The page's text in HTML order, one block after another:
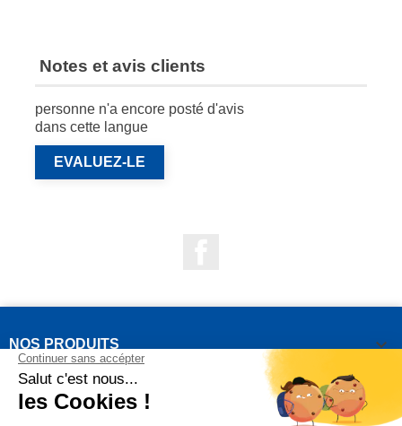
Notes et avis clients
personne n'a encore posté d'avis
dans cette langue
EVALUEZ-LE
NOS PRODUITS 
NOTRE SOCIÉTÉ